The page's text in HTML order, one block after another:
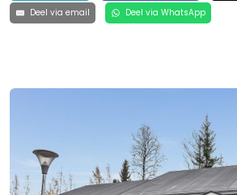
Deel via email
Deel via WhatsApp